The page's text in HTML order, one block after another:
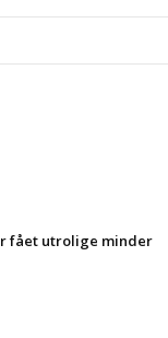
fået utrolige minder